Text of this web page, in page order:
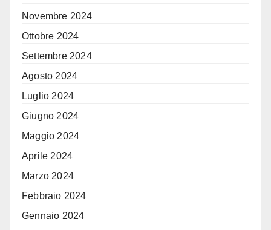
Novembre 2024
Ottobre 2024
Settembre 2024
Agosto 2024
Luglio 2024
Giugno 2024
Maggio 2024
Aprile 2024
Marzo 2024
Febbraio 2024
Gennaio 2024